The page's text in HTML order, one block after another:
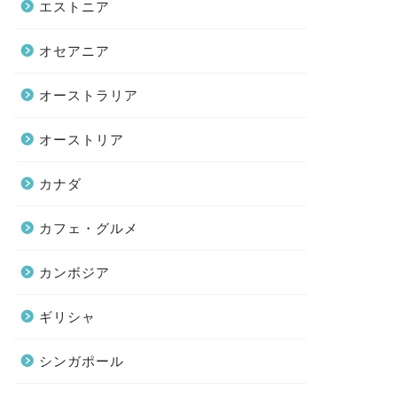
エストニア
オセアニア
オーストラリア
オーストリア
カナダ
カフェ・グルメ
カンボジア
ギリシャ
シンガポール